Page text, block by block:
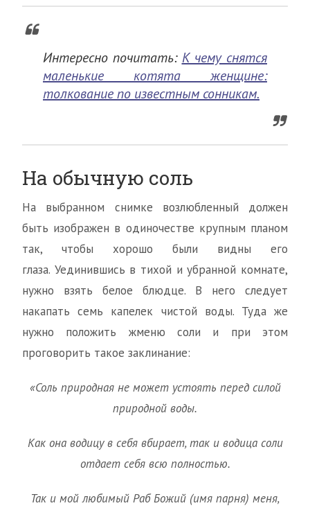
Интересно почитать: К чему снятся
маленькие котята женщине:
толкование по известным сонникам.
На обычную соль
На выбранном снимке возлюбленный должен
быть изображен в одиночестве крупным планом
так, чтобы хорошо были видны его
глаза. Уединившись в тихой и убранной комнате,
нужно взять белое блюдце. В него следует
накапать семь капелек чистой воды. Туда же
нужно положить жменю соли и при этом
проговорить такое заклинание:
«Соль природная не может устоять перед силой
природной воды.
Как она водицу в себя вбирает, так и водица соли
отдает себя всю полностью.
Так и мой любимый Раб Божий (имя парня) меня,